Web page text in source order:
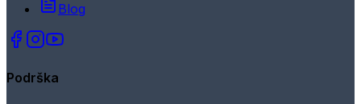
Blog
Podrška